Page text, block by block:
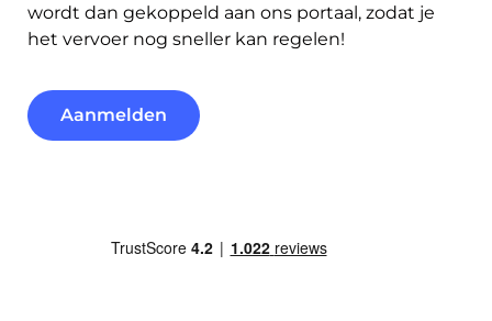
wordt dan gekoppeld aan ons portaal, zodat je
het vervoer nog sneller kan regelen!
Aanmelden